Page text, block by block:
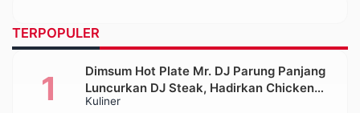
TERPOPULER
Kuliner
Dimsum Hot Plate Mr. DJ Parung Panjang
Luncurkan DJ Steak, Hadirkan Chicken
Steak Orisinal di Atas Hot Plate